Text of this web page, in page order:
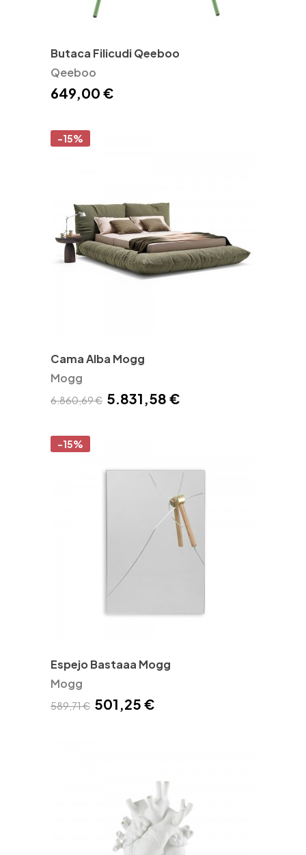
Butaca Filicudi Qeeboo
Qeeboo
649,00 €
-15%
Cama Alba Mogg
Mogg
6.860,69 € 5.831,58 €
-15%
Espejo Bastaaa Mogg
Mogg
589,71 € 501,25 €